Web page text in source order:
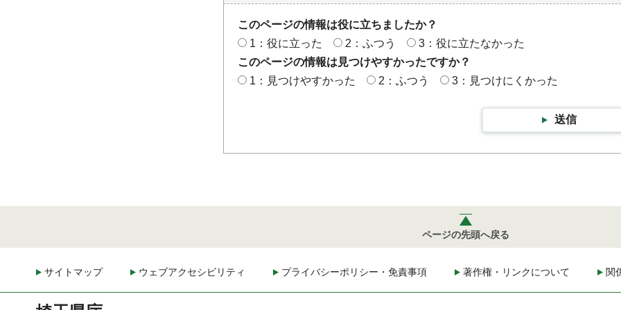
このページの情報は役に立ちましたか？
1：役に立った
2：ふつう
3：役に立たなかった
このページの情報は見つけやすかったですか？
1：見つけやすかった
2：ふつう 3：見つけにくかった
送信
ページの先頭へ戻る
サイトマップ ウェブアクセシビリティ プライバシーポリシー・免責事項 著作権・リンクについて 関